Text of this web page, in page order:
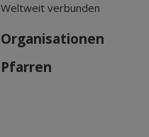
Weltweit verbunden
Organisationen
Pfarren